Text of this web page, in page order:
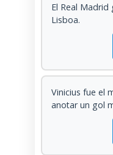
El Real Madrid
Lisboa.
Vinicius fue el
anotar un gol